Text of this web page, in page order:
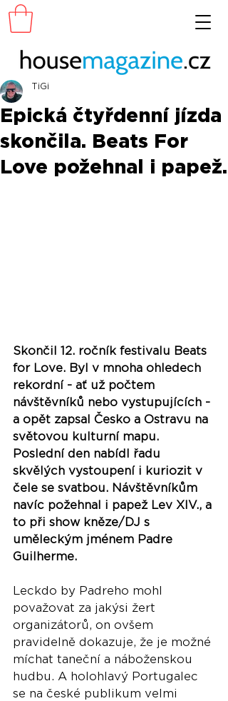
Epická čtyřdenní jízda
skončila. Beats For
Love požehnal i papež.
TiGi
Skončil 12. ročník festivalu Beats
for Love. Byl v mnoha ohledech
rekordní - ať už počtem
návštěvníků nebo vystupujících -
a opět zapsal Česko a Ostravu na
světovou kulturní mapu.
Poslední den nabídl řadu
skvělých vystoupení i kuriozit v
čele se svatbou. Návštěvníkům
navíc požehnal i papež Lev XIV., a
to při show kněze/DJ s
uměleckým jménem Padre
Guilherme.
Leckdo by Padreho mohl
považovat za jakýsi žert
organizátorů, on ovšem
pravidelně dokazuje, že je možné
míchat taneční a náboženskou
hudbu. A holohlavý Portugalec
se na české publikum velmi